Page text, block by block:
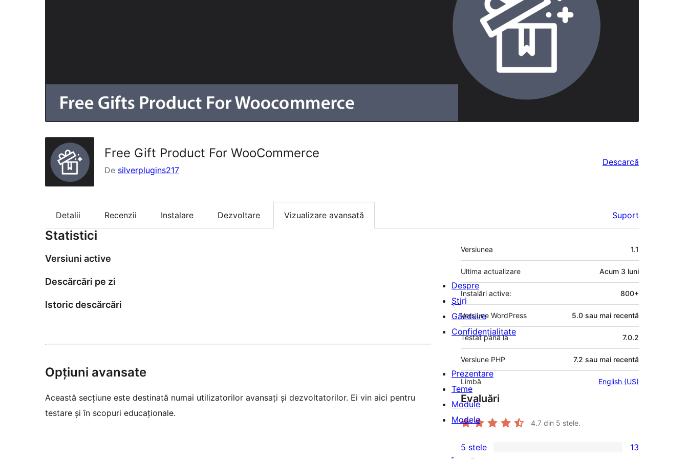
Free Gift Product For WooCommerce
De silverplugins217
Descarcă
Detalii Recenzii Instalare Dezvoltare Vizualizare avansată Suport
Statistici
Versiuni active
Descărcări pe zi
Istoric descărcări
Opțiuni avansate
Această secțiune este destinată numai utilizatorilor avansați și dezvoltatorilor. Ei vin aici pentru
testare și în scopuri educaționale.
Meta
Versiunea 1.1
Ultima actualizare Acum 3 luni
Instalări active: 800+
Versiune WordPress 5.0 sau mai recentă
Testat până la 7.0.2
Versiune PHP 7.2 sau mai recentă
Limbă English (US)
Evaluări
4.7 din 5 stele.
13
5 stele 13
Despre
Știri
Găzduire
Confidențialitate
Prezentare
Teme
Module
Modele